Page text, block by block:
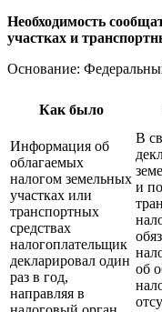
Необходимость
участках и
Основание:
Как было
Информация об
облагаемых
налогом земельных
участках или
транспортных
средствах
налогоплательщик
декларировал один
раз в год,
направляя в
В
и по
об